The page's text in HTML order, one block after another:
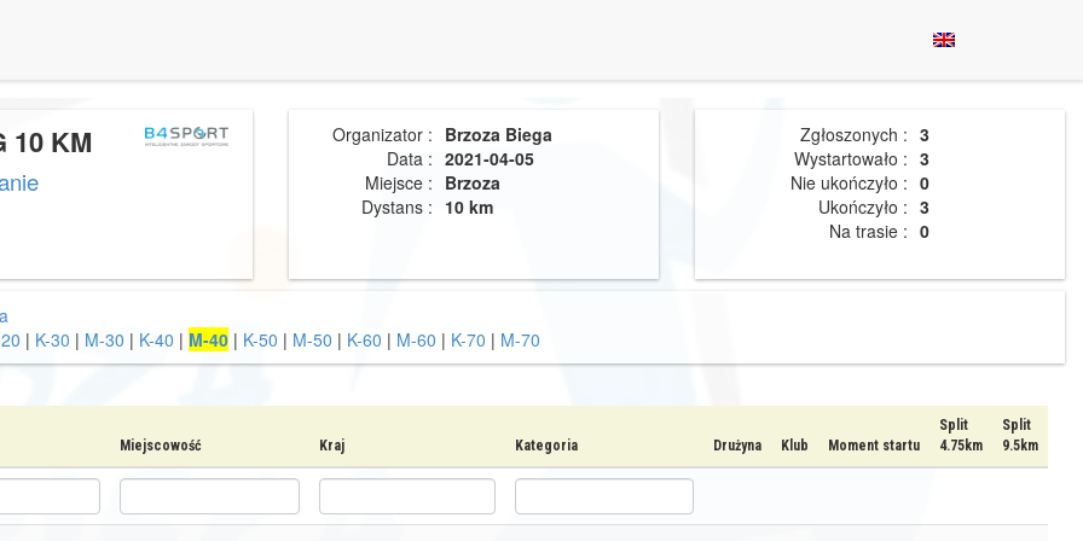
10 KM Organizator : Brzoza Biega
Data : 2021-04-05
Miejsce : Brzoza
Dystans : 10 km
Zgłoszonych : 3
Wystartowało : 3
Nie ukończyło : 0
Ukończyło : 3
Na trasie : 0
| K-30 | M-30 | K-40 | M-40 | K-50 | M-50 | K-60 | M-60 | K-70 | M-70
Miejscowość Kraj Kategoria Drużyna Klub Moment startu
Split
4.75km
Split
9.5km